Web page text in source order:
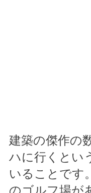
建築の傑作の
ハに行くとい
いることです
のゴルフ場が